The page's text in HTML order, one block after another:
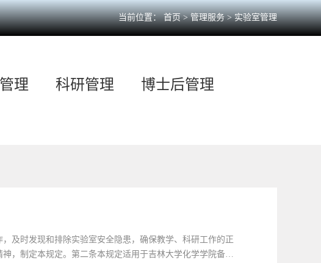
当前位置：首页>管理服务>实验室管理
理 科研管理 博士后管理
及时发现和排除实验室安全隐患，确保教学、科研工作的正
，制定本规定。第二条本规定适用于吉林大学化学学院备案